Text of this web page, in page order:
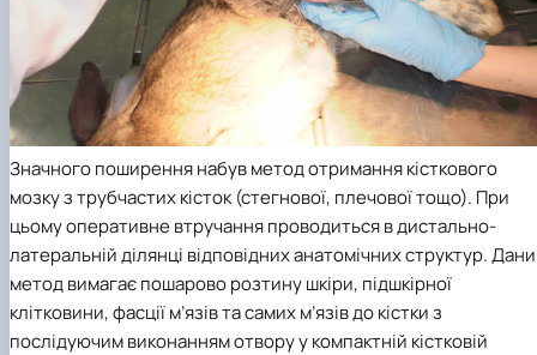
Значного поширення набув метод отримання кісткового
мозку з трубчастих кісток (стегнової, плечової тощо). При
цьому оперативне втручання проводиться в дистально-
латеральній ділянці відповідних анатомічних структур.
метод вимагає пошарово розтину шкіри, підшкірної
клітковини, фасції м’язів та самих м’язів до кістки з
послідуючим виконанням отвору у компактній кістковій